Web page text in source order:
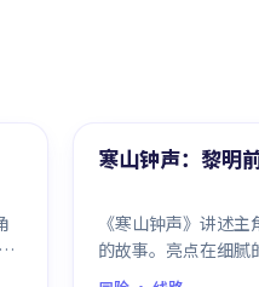
热门
寒山钟声：黎明
《寒山钟声》讲述
的故事。亮点在细腻
作戏比例平衡，节奏